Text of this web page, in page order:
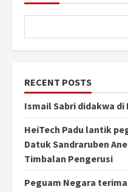
RECENT POSTS
Ismail Sabri didakwa di
HeiTech Padu lantik
Datuk Sandraruben
Timbalan Pengerusi
Peguam Negara